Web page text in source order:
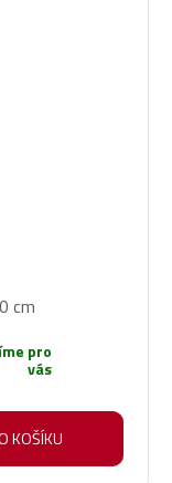
cm
pro
vás
KOŠÍKU